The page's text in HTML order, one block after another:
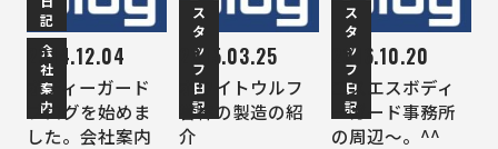
記
会
社
案
内
2014.12.04
ボディーガード
ブログを始めま
した。会社案内
ス
タ
ッ
フ
日
記
2015.03.25
ホワイトウルフ
警棒の製造の紹
介
ス
タ
ッ
フ
日
記
2016.10.20
エスエスボディ
ーガード事務所
の周辺～。^^